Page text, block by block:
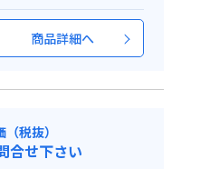
商品詳細へ
（税抜）
合せ下さい